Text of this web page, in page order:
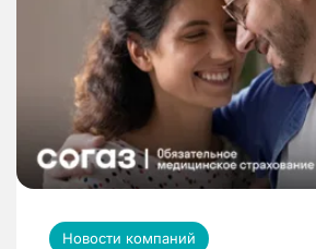
Новости компаний